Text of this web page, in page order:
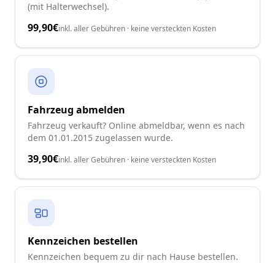
(mit Halterwechsel).
99,90€inkl. aller Gebühren · keine versteckten Kosten
Fahrzeug abmelden
Fahrzeug verkauft? Online abmeldbar, wenn es nach
dem 01.01.2015 zugelassen wurde.
39,90€inkl. aller Gebühren · keine versteckten Kosten
Kennzeichen bestellen
Kennzeichen bequem zu dir nach Hause bestellen.